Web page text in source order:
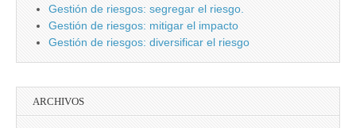
Gestión de riesgos: segregar el riesgo.
Gestión de riesgos: mitigar el impacto
Gestión de riesgos: diversificar el riesgo
ARCHIVOS